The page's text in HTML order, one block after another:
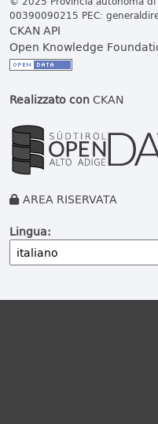
00390090215 PEC:
CKAN API
Open Knowledge
Realizzato conCKAN
AREA RISERVATA
Lingua